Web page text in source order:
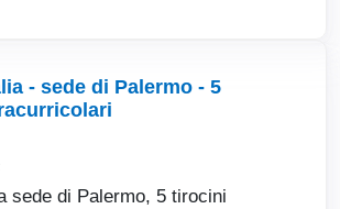
- sede di Palermo - 5
sede di Palermo, 5 tirocini